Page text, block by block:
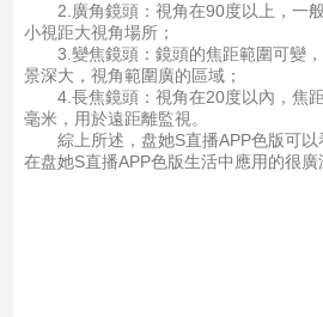
2.廣角鏡頭：視角在90度以上，一般
小視距大視角場所；
3.變焦鏡頭：鏡頭的焦距範圍可變，
景深大，視角範圍廣的區域；
4.長焦鏡頭：視角在20度以內，焦距
毫米，用於遠距離監視。
綜上所述，盘她S直播APP色版可以
在盘她S直播APP色版生活中應用的很廣